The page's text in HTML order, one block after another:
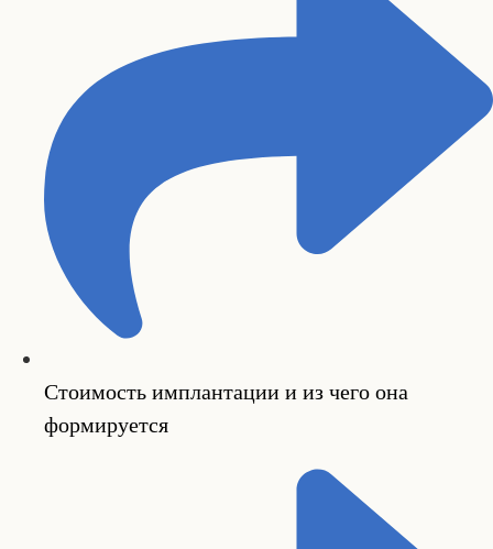
Стоимость имплантации и из чего она
формируется